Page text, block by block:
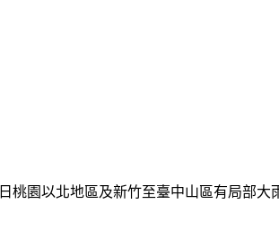
桃園以北地區及新竹至臺中山區有局部